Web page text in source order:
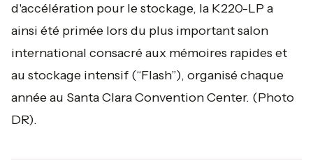
d'accélération pour le stockage, la K220-LP a
ainsi été primée lors du plus important salon
international consacré aux mémoires rapides et
au stockage intensif (“Flash”), organisé chaque
année au Santa Clara Convention Center. (Photo
DR).